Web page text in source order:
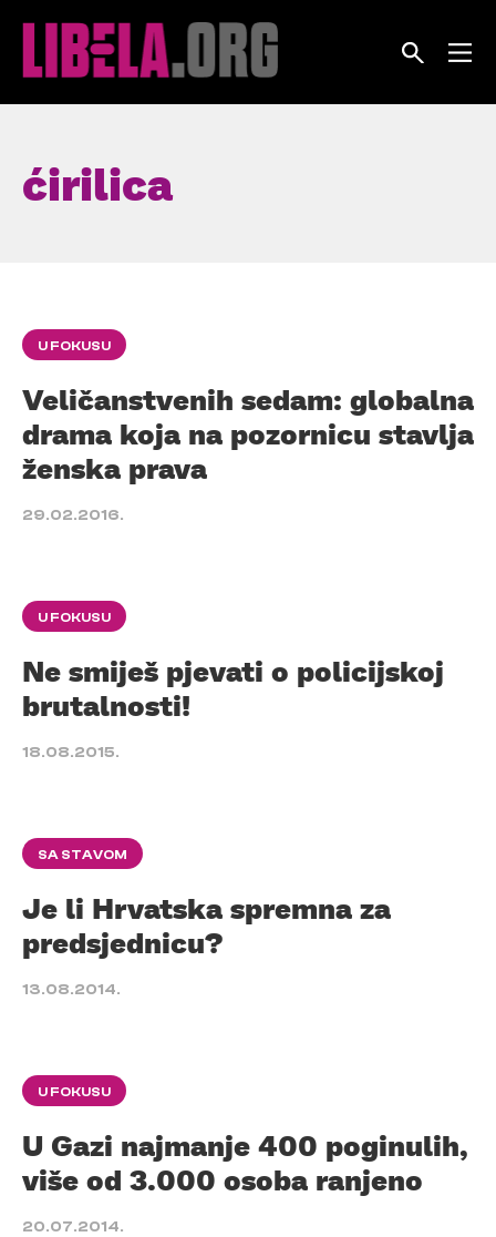
ćirilica
U FOKUSU
Veličanstvenih sedam: globalna
drama koja na pozornicu stavlja
ženska prava
29.02.2016.
U FOKUSU
Ne smiješ pjevati o policijskoj
brutalnosti!
18.08.2015.
SA STAVOM
Je li Hrvatska spremna za
predsjednicu?
13.08.2014.
U FOKUSU
U Gazi najmanje 400 poginulih,
više od 3.000 osoba ranjeno
20.07.2014.